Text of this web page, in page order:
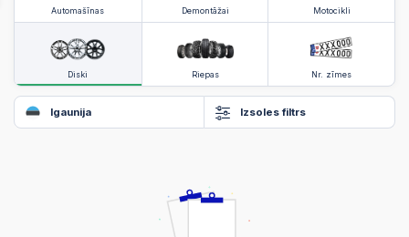
Automašīnas Demontāžai Motocikli
Diski Riepas Nr. zīmes
Igaunija Izsoles filtrs